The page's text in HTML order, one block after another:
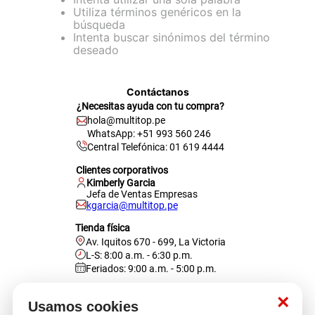
×
Usamos cookies
Utiliza términos genéricos en la
búsqueda
Intenta buscar sinónimos del término
deseado
Contáctanos
¿Necesitas ayuda con tu compra?
hola@multitop.pe
WhatsApp: +51 993 560 246
Central Telefónica: 01 619 4444
Clientes corporativos
Kimberly Garcia
Jefa de Ventas Empresas
kgarcia@multitop.pe
Tienda física
Av. Iquitos 670 - 699, La Victoria
L-S: 8:00 a.m. - 6:30 p.m.
Feriados: 9:00 a.m. - 5:00 p.m.